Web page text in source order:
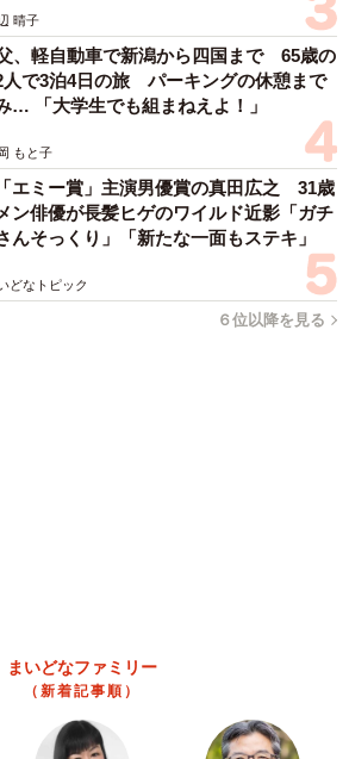
くり協議会に申し込めば、職員立会
見学ができるそうだ。
。今でも朽ちることなく、形をとど
晴子
、軽自動車で新潟から四国まで 65歳の
人で3泊4日の旅 パーキングの休憩まで
… 「大学生でも組まねえよ！」
もと子
エミー賞」主演男優賞の真田広之 31歳
ン俳優が長髪ヒゲのワイルド近影「ガチ
んそっくり」「新たな一面もステキ」
どなトピック
６位以降を見る
まいどなファミリー
（新着記事順）